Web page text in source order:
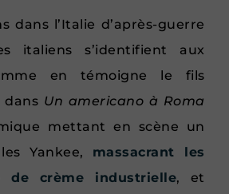
dans l’Italie d’après-guerre
italiens s’identifient aux
en témoigne le fils
dans Un americano à Roma
mettant en scène un
Yankee, massacrant les
de crème industrielle, et